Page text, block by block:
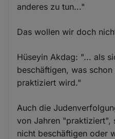
anderes zu tun..."
Das wollen wir doch
Hüseyin Akdag: "... als
beschäftigen, was
praktiziert wird."
Auch die
von Jahren "praktiziert",
nicht beschäftigen oder